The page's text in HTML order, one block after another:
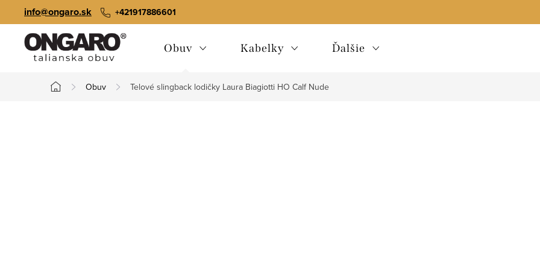
na
+421917886601
info@ongaro.sk
Obuv Kabelky Ďalšie
Domov
Obuv Telové slingback lodičky Laura Biagiotti HO Calf Nude